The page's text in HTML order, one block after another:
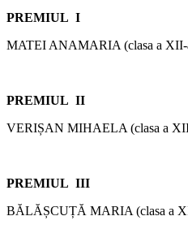
PREMIUL I
MATEI ANAMARIA (clasa a
PREMIUL II
VERIȘAN MIHAELA (clasa a
PREMIUL III
BĂLĂȘCUȚĂ MARIA (clasa a